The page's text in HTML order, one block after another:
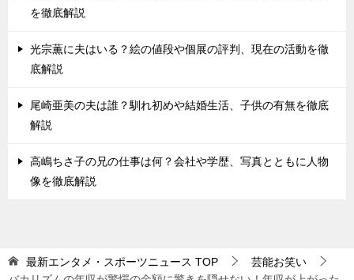
を徹底解説
光宗薫に夫はいる？絵の値段や個展の評判、現在の活動を徹
底解説
尾崎亜美の夫は誰？馴れ初めや結婚生活、子供の有無を徹底
解説
高嶋ちさ子の兄の仕事は何？会社や学歴、写真とともに人物
像を徹底解説
最新エンタメ・スポーツニュース TOP
芸能お笑い